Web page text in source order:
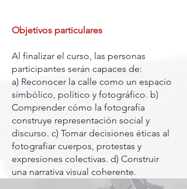
Objetivos particulares
Al finalizar el curso, las personas
participantes serán capaces de:
a) Reconocer la calle como un espacio
simbólico, político y fotográfico. b)
Comprender cómo la fotografía
construye representación social y
discurso. c) Tomar decisiones éticas al
fotografiar cuerpos, protestas y
expresiones colectivas. d) Construir
una narrativa visual coherente.